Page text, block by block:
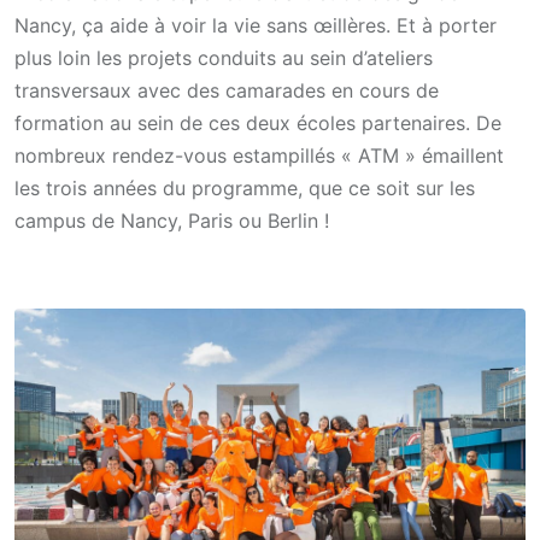
Nancy, ça aide à voir la vie sans œillères. Et à porter
plus loin les projets conduits au sein d’ateliers
transversaux avec des camarades en cours de
formation au sein de ces deux écoles partenaires. De
nombreux rendez-vous estampillés « ATM » émaillent
les trois années du programme, que ce soit sur les
campus de Nancy, Paris ou Berlin !